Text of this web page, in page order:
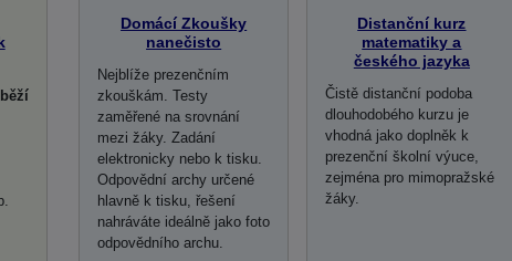
Domácí Zkoušky
nanečisto
Nejblíže prezenčním
zkouškám. Testy
zaměřené na srovnání
mezi žáky. Zadání
elektronicky nebo k tisku.
Odpovědní archy určené
hlavně k tisku, řešení
nahráváte ideálně jako foto
odpovědního archu.
Distanční kurz
matematiky a
českého jazyka
Čistě distanční podoba
dlouhodobého kurzu je
vhodná jako doplněk k
prezenční školní výuce,
zejména pro mimopražské
žáky.